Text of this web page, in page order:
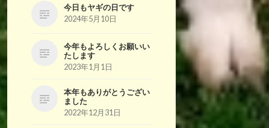
今日もヤギの日です
2024年5月10日
今年もよろしくお願いい
たします
2023年1月1日
本年もありがとうござい
ました
2022年12月31日